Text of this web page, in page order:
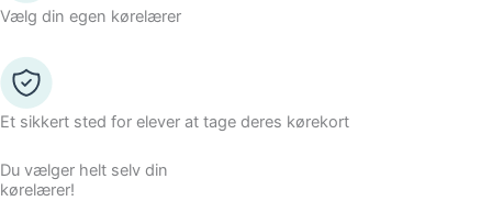
Vælg din egen kørelærer
Et sikkert sted for elever at tage deres kørekort
Du vælger helt selv din
kørelærer!